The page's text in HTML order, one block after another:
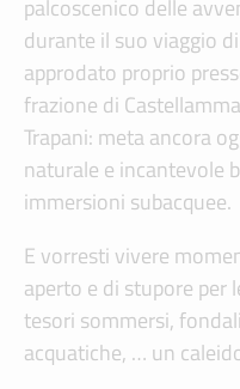
palcoscenico delle
durante il suo viaggio
approdato proprio
frazione di
Trapani: meta ancora
naturale e incantevole
immersioni subacquee.
E vorresti vivere
aperto e di stupore per
tesori sommersi,
acquatiche, … un